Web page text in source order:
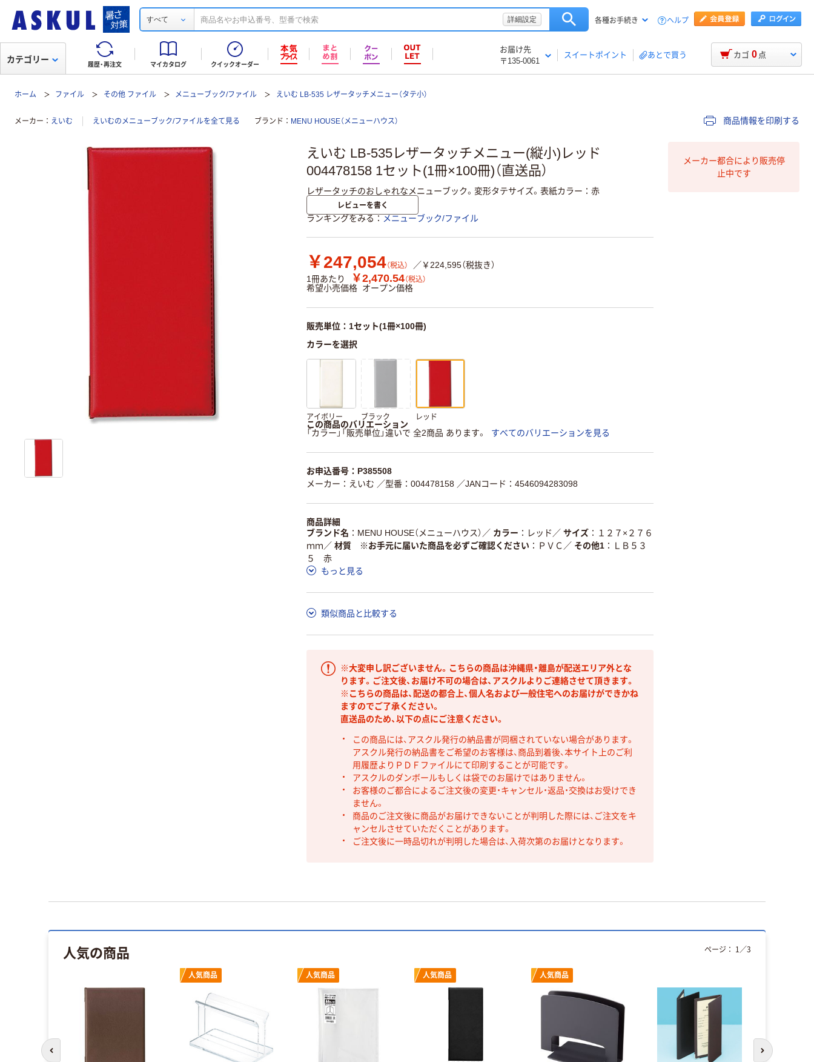
すべて 詳細設定 各種お手続き ヘルプ
履歴・再注文 マイカタログ クイックオーダー
お届け先
〒135-0061
スイートポイント あとで買う
カテゴリー カゴ 0 点
ホーム ファイル その他 ファイル メニューブック/ファイル えいむ LB-535 レザータッチメニュー（タテ小）
メーカー えいむ えいむのメニューブック/ファイルを全て見る ブランド MENU HOUSE（メニューハウス） 商品情報を印刷する
えいむ LB-535レザータッチメニュー(縦小)レッド
004478158 1セット(1冊×100冊)（直送品）
レザータッチのおしゃれなメニューブック。変形タテサイズ。表紙カラー：赤
レビューを書く
ランキングをみる メニューブック/ファイル
￥247,054（税込）
／￥224,595（税抜き）
1冊あたり
￥2,470.54（税込）
希望小売価格 オープン価格
販売単位：1セット(1冊×100冊)
カラーを選択
アイボリー ブラック レッド
この商品のバリエーション
「カラー」「販売単位」違いで 全2商品 あります。
すべてのバリエーションを見る
お申込番号：P385508
メーカー：えいむ ／型番：004478158 ／JANコード：4546094283098
商品詳細
ブランド名
MENU HOUSE（メニューハウス） ／ カラー レッド ／ サイズ
１２７×２７６
ｍｍ ／ 材質 ※お手元に届いた商品を必ずご確認ください ＰＶＣ ／ その他1
ＬＢ５３
５ 赤
もっと見る
類似商品と比較する
※大変申し訳ございません。こちらの商品は沖縄県・離島が配送エリア外とな
ります。ご注文後、お届け不可の場合は、アスクルよりご連絡させて頂きます。
※こちらの商品は、配送の都合上、個人名および一般住宅へのお届けができかね
ますのでご了承ください。
直送品のため、以下の点にご注意ください。
この商品には、アスクル発行の納品書が同梱されていない場合があります。
アスクル発行の納品書をご希望のお客様は、商品到着後、本サイト上のご利
用履歴よりＰＤＦファイルにて印刷することが可能です。
アスクルのダンボールもしくは袋でのお届けではありません。
お客様のご都合によるご注文後の変更・キャンセル・返品・交換はお受けでき
ません。
商品のご注文後に商品がお届けできないことが判明した際には、ご注文をキ
ャンセルさせていただくことがあります。
ご注文後に一時品切れが判明した場合は、入荷次第のお届けとなります。
メーカー都合により販売停
止中です
人気の商品
人気商品 人気商品 人気商品 人気商品
ページ： 1 ／3
前のスライドへ 次のスライド